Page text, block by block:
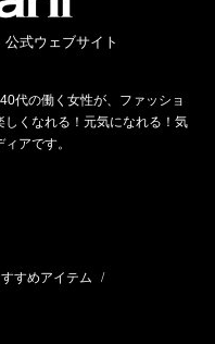
式ウェブサイト
代の働く女性が、ファッショ
くなれる！元気になれる！気
アです。
すめアイテム /